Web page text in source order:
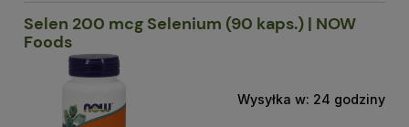
Selen 200 mcg Selenium (90 kaps.) | NOW
Foods
Wysyłka w: 24 godziny